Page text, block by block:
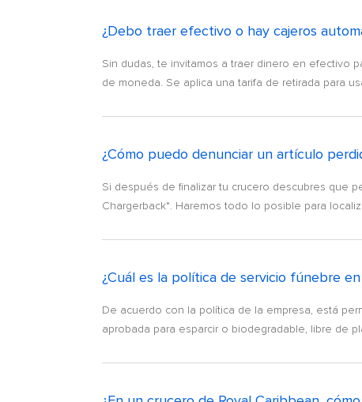
¿Debo traer efectivo o hay cajeros
Sin dudas, te invitamos a traer dinero en efectivo
de moneda. Se aplica una tarifa de retirada para
¿Cómo puedo denunciar un artículo
Si después de finalizar tu crucero descubres que
Chargerback*. Haremos todo lo posible para
¿Cuál es la política de servicio fúnebre
De acuerdo con la política de la empresa, está
aprobada para esparcir o biodegradable, libre de